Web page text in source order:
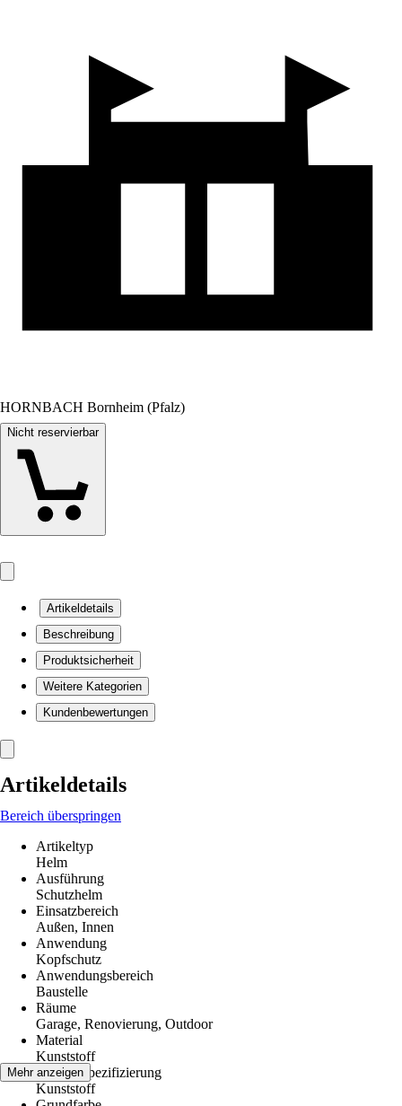
HORNBACH Bornheim (Pfalz)
Nicht reservierbar
Artikeldetails
Beschreibung
Produktsicherheit
Weitere Kategorien
Kundenbewertungen
Artikeldetails
Bereich überspringen
Artikeltyp
Helm
Ausführung
Schutzhelm
Einsatzbereich
Außen, Innen
Anwendung
Kopfschutz
Anwendungsbereich
Baustelle
Räume
Garage, Renovierung, Outdoor
Material
Kunststoff
Materialspezifizierung
Kunststoff
Mehr anzeigen